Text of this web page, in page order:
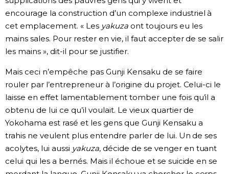
encourage la construction d’un complexe industriel à
cet emplacement. « Les yakuzaont toujours eu les
mains sales. Pour rester en vie, il faut accepter de se salir
les mains », dit-il pour se justifier.
Mais ceci n’empêche pas Gunji Kensaku de se faire
rouler par l’entrepreneur à l’origine du projet. Celui-ci le
laisse en effet lamentablement tomber une fois qu’il a
obtenu de lui ce qu’il voulait. Le vieux quartier de
Yokohama est rasé et les gens que Gunji Kensaku a
trahis ne veulent plus entendre parler de lui. Un de ses
acolytes, lui aussi yakuza, décide de se venger en tuant
celui qui les a bernés. Mais il échoue et se suicide en se